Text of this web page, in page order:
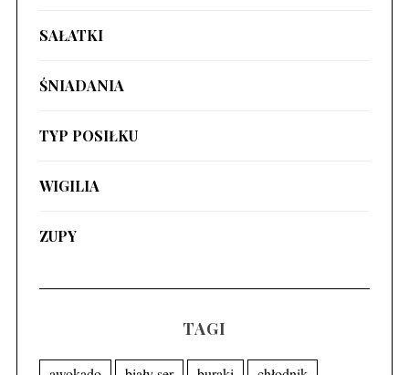
SAŁATKI
ŚNIADANIA
TYP POSIŁKU
WIGILIA
ZUPY
TAGI